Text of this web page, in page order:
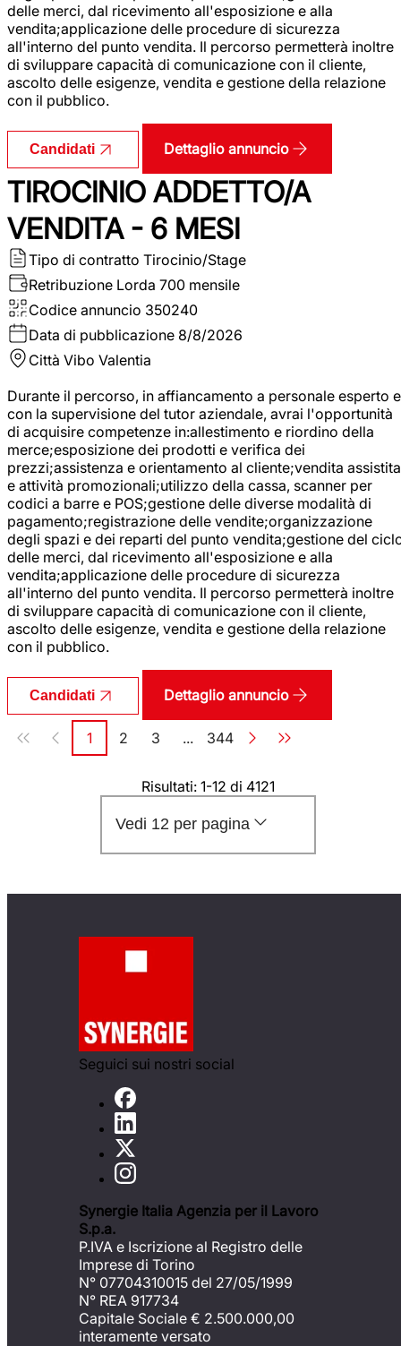
delle merci, dal ricevimento all'esposizione e alla
vendita;applicazione delle procedure di sicurezza
all'interno del punto vendita. Il percorso permetterà inoltre
di sviluppare capacità di comunicazione con il cliente,
ascolto delle esigenze, vendita e gestione della relazione
con il pubblico.
Candidati Dettaglio annuncio
TIROCINIO ADDETTO/A
VENDITA - 6 MESI
Tipo di contratto Tirocinio/Stage
Retribuzione Lorda 700 mensile
Codice annuncio 350240
Data di pubblicazione 8/8/2026
Città Vibo Valentia
Durante il percorso, in affiancamento a personale esperto e
con la supervisione del tutor aziendale, avrai l'opportunità
di acquisire competenze in:allestimento e riordino della
merce;esposizione dei prodotti e verifica dei
prezzi;assistenza e orientamento al cliente;vendita assistita
e attività promozionali;utilizzo della cassa, scanner per
codici a barre e POS;gestione delle diverse modalità di
pagamento;registrazione delle vendite;organizzazione
degli spazi e dei reparti del punto vendita;gestione del
delle merci, dal ricevimento all'esposizione e alla
vendita;applicazione delle procedure di sicurezza
all'interno del punto vendita. Il percorso permetterà inoltre
di sviluppare capacità di comunicazione con il cliente,
ascolto delle esigenze, vendita e gestione della relazione
con il pubblico.
Candidati Dettaglio annuncio
Paginazione
Pagina
1 Pagina
2 Pagina
3 ... Pagina
344
Risultati: 1-12 di 4121
Vedi 12 per pagina
Seguici sui nostri social
Synergie Italia Agenzia per il Lavoro
S.p.a.
P.IVA e Iscrizione al Registro delle
Imprese di Torino
N° 07704310015 del 27/05/1999
N° REA 917734
Capitale Sociale € 2.500.000,00
interamente versato